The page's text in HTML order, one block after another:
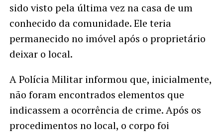
sido visto pela última vez na casa de um
conhecido da comunidade. Ele teria
permanecido no imóvel após o proprietário
deixar o local.
A Polícia Militar informou que, inicialmente,
não foram encontrados elementos que
indicassem a ocorrência de crime. Após os
procedimentos no local, o corpo foi